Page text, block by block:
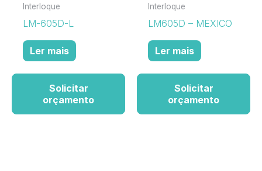
Interloque
LM-605D-L
Ler mais
Solicitar
orçamento
Interloque
LM605D – MEXICO
Ler mais
Solicitar
orçamento